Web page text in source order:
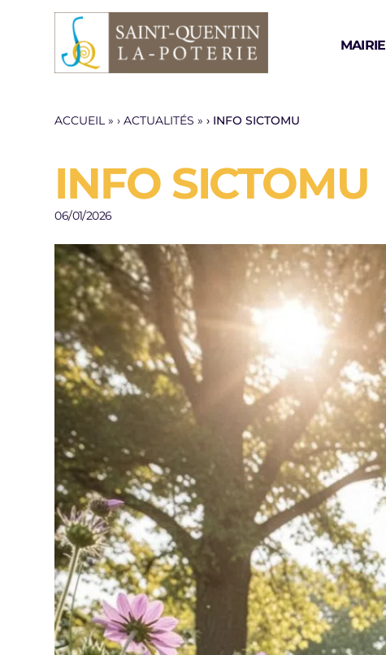
MAIRIE
ACCUEIL» ACTUALITÉS » INFO SICTOMU
INFO SICTOMU
06/01/2026